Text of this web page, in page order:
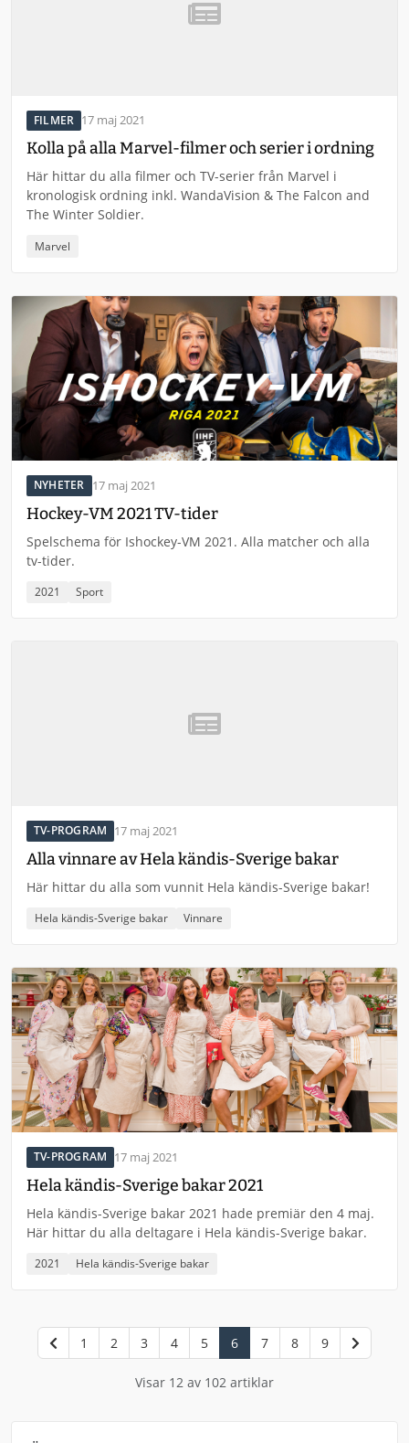
FILMER 17 maj 2021
Kolla på alla Marvel-filmer och serier i ordning
Här hittar du alla filmer och TV-serier från Marvel i
kronologisk ordning inkl. WandaVision & The Falcon and
The Winter Soldier.
Marvel
NYHETER 17 maj 2021
Hockey-VM 2021 TV-tider
Spelschema för Ishockey-VM 2021. Alla matcher och alla
tv-tider.
2021 Sport
TV-PROGRAM 17 maj 2021
Alla vinnare av Hela kändis-Sverige bakar
Här hittar du alla som vunnit Hela kändis-Sverige bakar!
Hela kändis-Sverige bakar Vinnare
TV-PROGRAM 17 maj 2021
Hela kändis-Sverige bakar 2021
Hela kändis-Sverige bakar 2021 hade premiär den 4 maj.
Här hittar du alla deltagare i Hela kändis-Sverige bakar.
2021 Hela kändis-Sverige bakar
1 2 3 4 5 6 7 8 9
Visar 12 av 102 artiklar